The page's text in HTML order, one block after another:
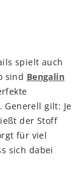
spielt auch
sind Bengalin
Generell gilt: Je
der Stoff
für viel
sich dabei